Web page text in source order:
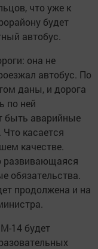
что уже к
будет
автобус.
она не
автобус. По
даны, и дорога
по ней
быть аварийные
Что касается
качестве.
развивающаяся
обязательства.
продолжена и на
14 будет